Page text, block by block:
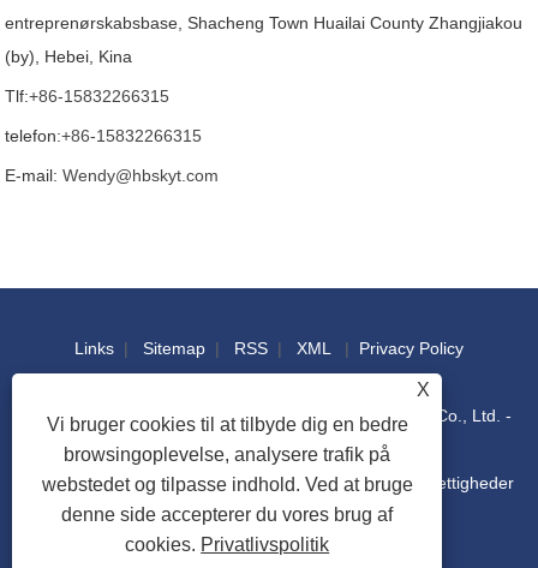
entreprenørskabsbase, Shacheng Town Huailai County Zhangjiakou
(by), Hebei, Kina
Tlf:+86-15832266315
telefon:+86-15832266315
E-mail:Wendy@hbskyt.com
Links | Sitemap | RSS | XML | Privacy Policy
Copyright © 2022 Hebei Shouke Yuantuo Technology Co., Ltd. -
Industriel konsol, distributionsboks, IT-rackskab - Alle rettigheder
forbeholdes
X
Vi bruger cookies til at tilbyde dig en bedre
browsingoplevelse, analysere trafik på
webstedet og tilpasse indhold. Ved at bruge
denne side accepterer du vores brug af
cookies. Privatlivspolitik